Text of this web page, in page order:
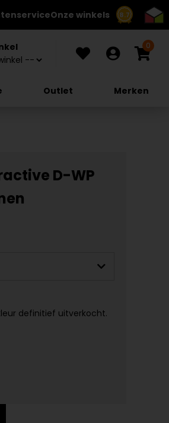
8.7
Onze winkels
0
Outlet Merken
D-WP
definitief uitverkocht.